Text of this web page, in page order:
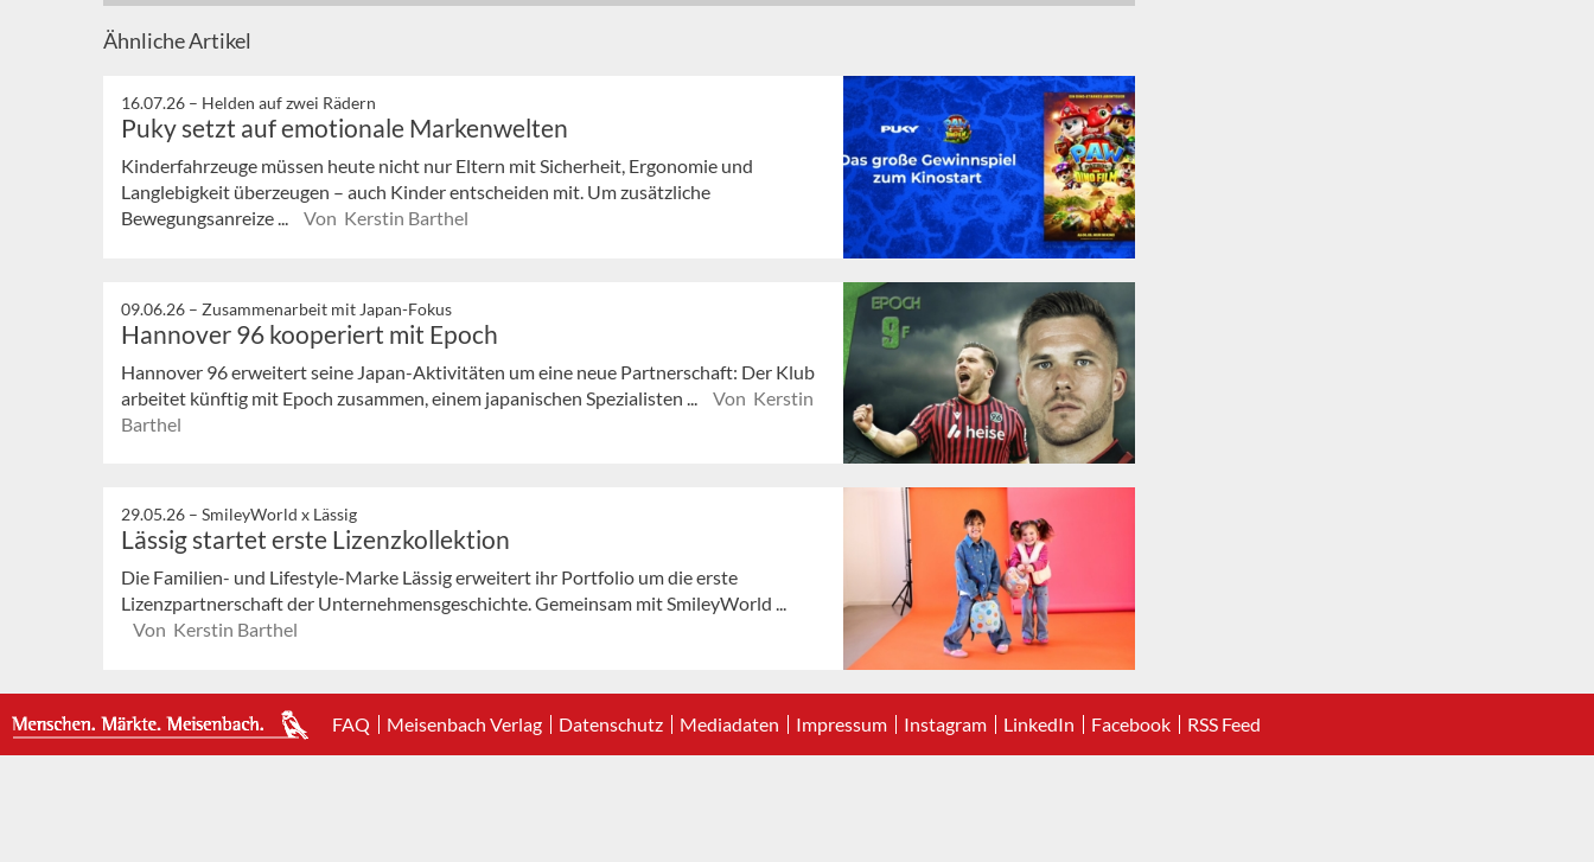
Ähnliche Artikel
16.07.26 – Helden auf zwei Rädern
Puky setzt auf emotionale Markenwelten
Kinderfahrzeuge müssen heute nicht nur Eltern mit Sicherheit, Ergonomie und
Langlebigkeit überzeugen – auch Kinder entscheiden mit. Um zusätzliche
Bewegungsanreize ...
Von Kerstin Barthel
09.06.26 – Zusammenarbeit mit Japan-Fokus
Hannover 96 kooperiert mit Epoch
Hannover 96 erweitert seine Japan-Aktivitäten um eine neue Partnerschaft: Der Klub
arbeitet künftig mit Epoch zusammen, einem japanischen Spezialisten ...
Von Kerstin
Barthel
29.05.26 – SmileyWorld x Lässig
Lässig startet erste Lizenzkollektion
Die Familien- und Lifestyle-Marke Lässig erweitert ihr Portfolio um die erste
Lizenzpartnerschaft der Unternehmensgeschichte. Gemeinsam mit SmileyWorld ...
Von Kerstin Barthel
FAQ Meisenbach Verlag Datenschutz Mediadaten Impressum Instagram LinkedIn Facebook RSS Feed